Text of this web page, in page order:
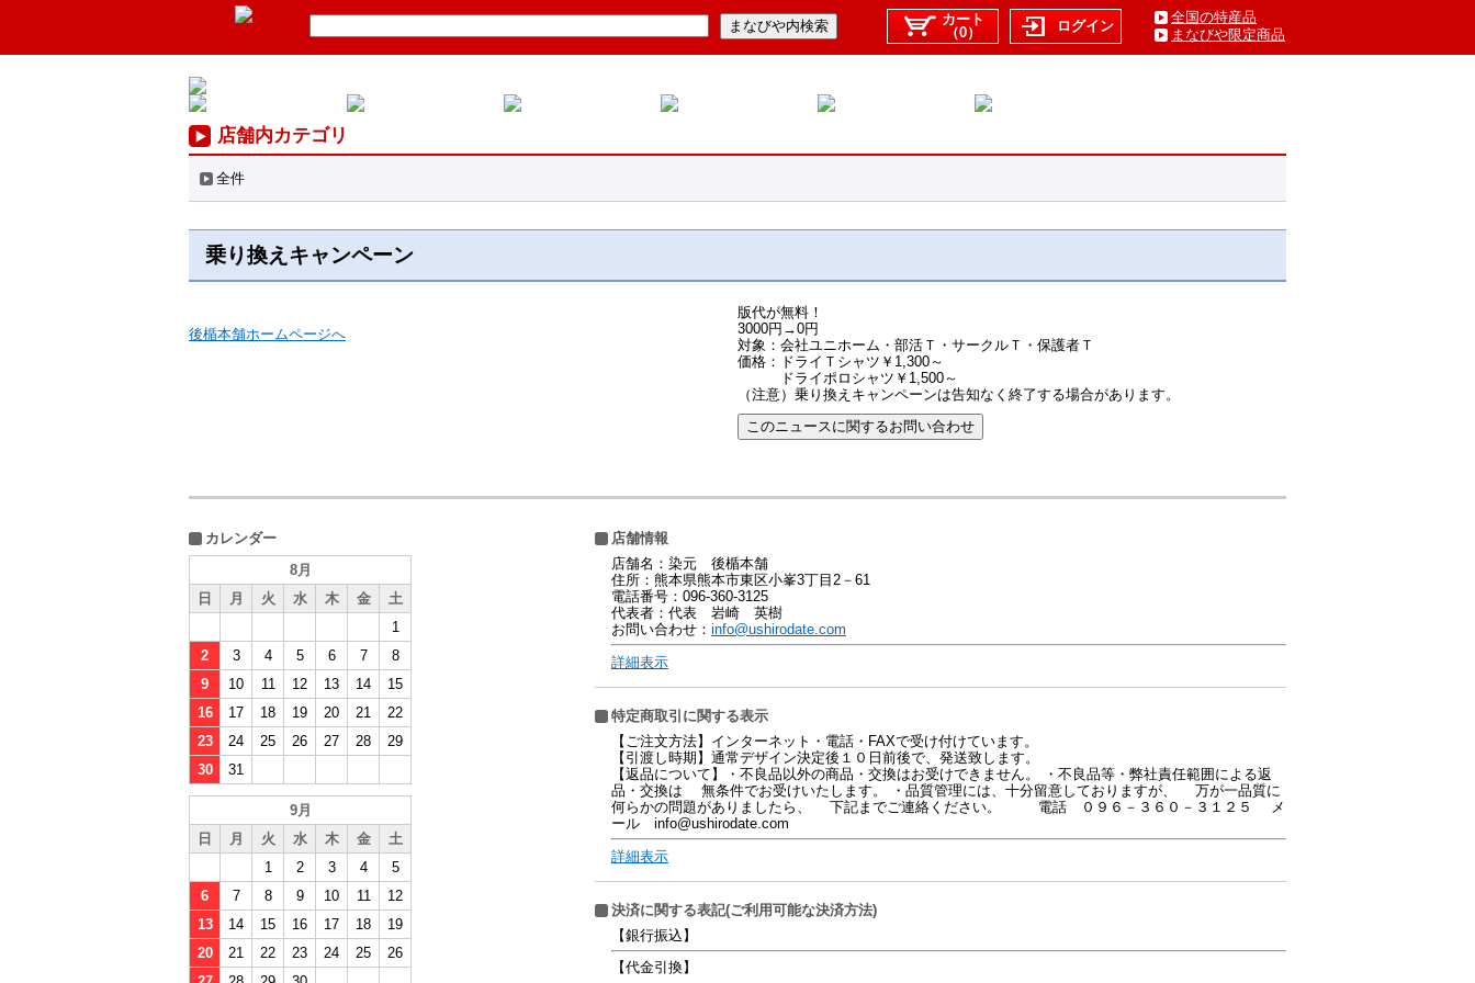
カート
（0）
ログイン
全国の特産品
まなびや限定商品
店舗内カテゴリ
全件
乗り換えキャンペーン
後楯本舗ホームページへ
版代が無料！
3000円→0円
対象：会社ユニホーム・部活Ｔ・サークルＴ・保護者Ｔ
価格：ドライＴシャツ￥1,300～
ドライポロシャツ￥1,500～
（注意）乗り換えキャンペーンは告知なく終了する場合があります。
カレンダー
8月
日
月 火 水 木 金
土
1
2
3 4 5 6 7
8
9
10 11 12 13 14
15
16
17 18 19 20 21
22
23
24 25 26 27 28
29
30
31
9月
日
月 火 水 木 金
土
1
2 3 4
5
6
7 8 9 10 11
12
13
14 15 16 17 18
19
20
21 22 23 24 25
26
店舗情報
店舗名：染元 後楯本舗
住所：熊本県熊本市東区小峯3丁目2－61
電話番号：096-360-3125
代表者：代表 岩崎 英樹
お問い合わせ： info@ushirodate.com
詳細表示
特定商取引に関する表示
【ご注文方法】インターネット・電話・FAXで受け付けています。
【引渡し時期】通常デザイン決定後１０日前後で、発送致します。
【返品について】・不良品以外の商品・交換はお受けできません。 ・不良品等・弊社責任範囲による返
品・交換は 無条件でお受けいたします。 ・品質管理には、十分留意しておりますが、 万が一品質に
何らかの問題がありましたら、 下記までご連絡ください。 電話 ０９６－３６０－３１２５ メ
ール info@ushirodate.com
詳細表示
決済に関する表記(ご利用可能な決済方法)
【銀行振込】
【代金引換】